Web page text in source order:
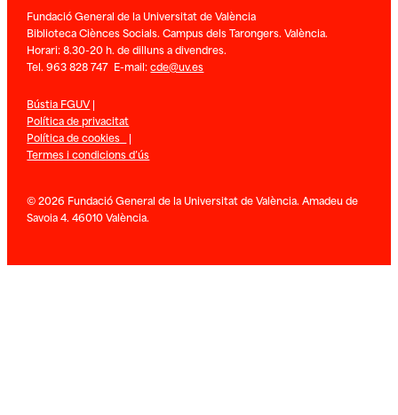
Fundació General de la Universitat de València
Biblioteca Ciènces Socials. Campus dels Tarongers. València.
Horari: 8.30-20 h. de dilluns a divendres.
Tel. 963 828 747 E-mail:cde@uv.es
Bústia FGUV|
Política de privacitat
Política de cookies |
Termes i condicions d’ús
© 2026 Fundació General de la Universitat de València. Amadeu de
Savoia 4. 46010 València.